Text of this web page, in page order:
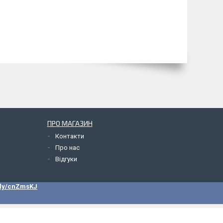
ПРО МАГАЗИН
Контакти
Про нас
Відгуки
cnZmsKJ